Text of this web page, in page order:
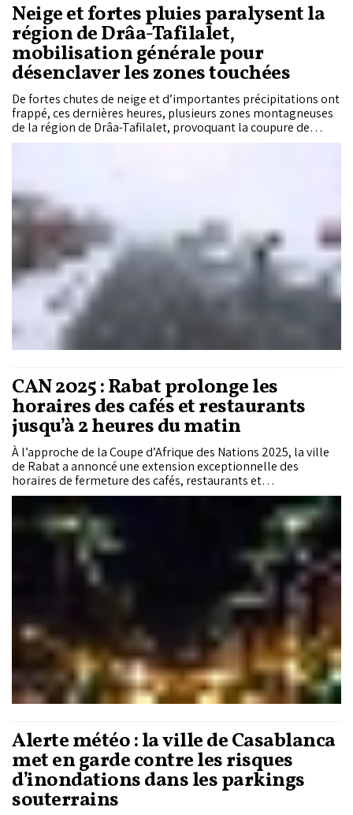
Neige et fortes pluies paralysent la
région de Drâa-Tafilalet,
mobilisation générale pour
désenclaver les zones touchées
De fortes chutes de neige et d’importantes précipitations ont
frappé, ces dernières heures, plusieurs zones montagneuses
de la région de Drâa-Tafilalet, provoquant la coupure de
nombreux axes routiers et de sérieuses perturbations de la
différents services concernés.
CAN 2025 : Rabat prolonge les
horaires des cafés et restaurants
jusqu’à 2 heures du matin
À l’approche de la Coupe d’Afrique des Nations 2025, la ville
de Rabat a annoncé une extension exceptionnelle des
horaires de fermeture des cafés, restaurants et
établissements commerciaux, afin de soutenir l’animation de
la capitale et l’activité économique locale.
Alerte météo : la ville de Casablanca
met en garde contre les risques
d’inondations dans les parkings
souterrains